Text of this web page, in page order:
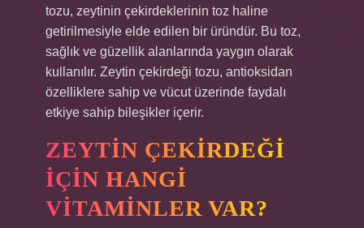
tozu, zeytinin çekirdeklerinin toz haline
getirilmesiyle elde edilen bir üründür. Bu toz,
sağlık ve güzellik alanlarında yaygın olarak
kullanılır. Zeytin çekirdeği tozu, antioksidan
özelliklere sahip ve vücut üzerinde faydalı
etkiye sahip bileşikler içerir.
ZEYTIN ÇEKIRDEĞI
IÇIN HANGI
VITAMINLER VAR?